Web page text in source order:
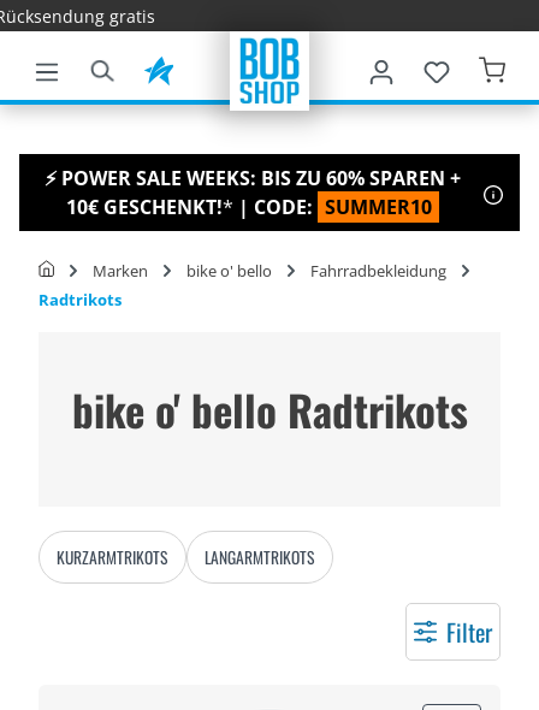
springen
⚡ POWER SALE WEEKS: BIS ZU 60% SPAREN +
10€ GESCHENKT!* | CODE: SUMMER10
Marken bike o' bello
Fahrradbekleidung
Radtrikots
bike o' bello Radtrikots
KURZARMTRIKOTS LANGARMTRIKOTS
Filter